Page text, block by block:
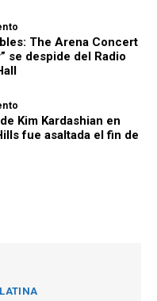
The Arena Concert
se despide del Radio
Kim Kardashian en
fue asaltada el fin de